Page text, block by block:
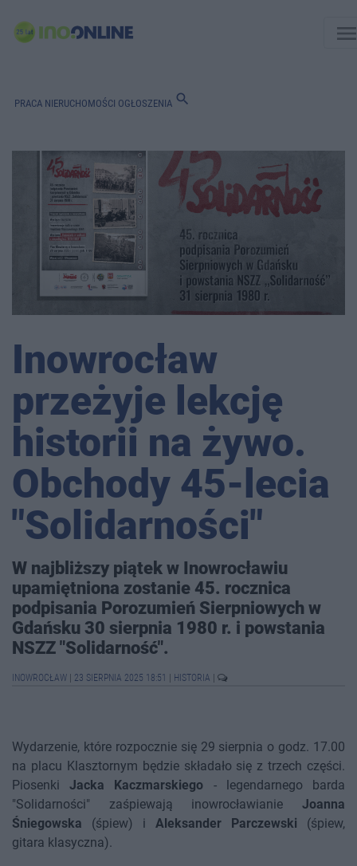
PRACA NIERUCHOMOŚCI OGŁOSZENIA search
Inowrocław
przeżyje lekcję
historii na żywo.
Obchody 45-lecia
"Solidarności"
W najbliższy piątek w Inowrocławiu
upamiętniona zostanie 45. rocznica
podpisania Porozumień Sierpniowych w
Gdańsku 30 sierpnia 1980 r. i powstania
NSZZ "Solidarność".
INOWROCŁAW 23 SIERPNIA 2025 18:51 HISTORIA
Wydarzenie, które rozpocznie się 29 sierpnia o godz. 17.00
na placu Klasztornym będzie składało się z trzech części.
PiosenkiJacka Kaczmarskiego - legendarnego barda
"Solidarności" zaśpiewają inowrocławianie Joanna
Śniegowska (śpiew) i Aleksander Parczewski (śpiew,
gitara klasyczna).